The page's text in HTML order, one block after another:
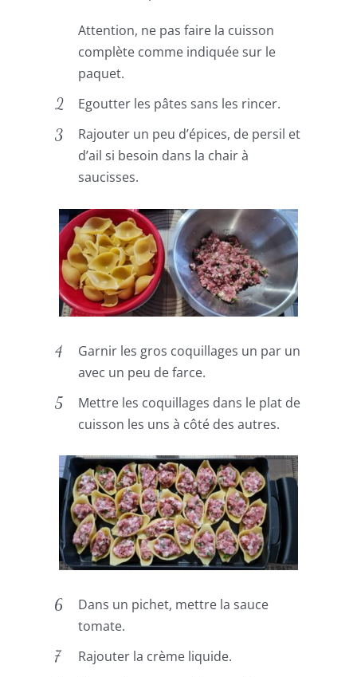
Attention, ne pas faire la cuisson
complète comme indiquée sur le
paquet.
Egoutter les pâtes sans les rincer.
Rajouter un peu d’épices, de persil et
d’ail si besoin dans la chair à
saucisses.
Garnir les gros coquillages un par un
avec un peu de farce.
Mettre les coquillages dans le plat de
cuisson les uns à côté des autres.
Dans un pichet, mettre la sauce
tomate.
Rajouter la crème liquide.